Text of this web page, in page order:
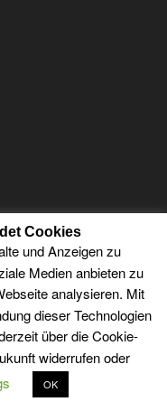
Cookies
und Anzeigen zu
Medien anbieten zu
analysieren. Mit
dieser Technologien
über die Cookie-
widerrufen oder
OK